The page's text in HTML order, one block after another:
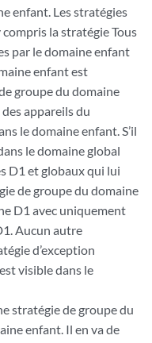
enfant. Les stratégies
la stratégie Tous
par le domaine enfant
enfant est
groupe du domaine
appareils du
le domaine enfant. S’il
le domaine global
D1 et globaux qui lui
de groupe du domaine
D1 avec uniquement
Aucun autre
d’exception
visible dans le
stratégie de groupe du
enfant. Il en va de